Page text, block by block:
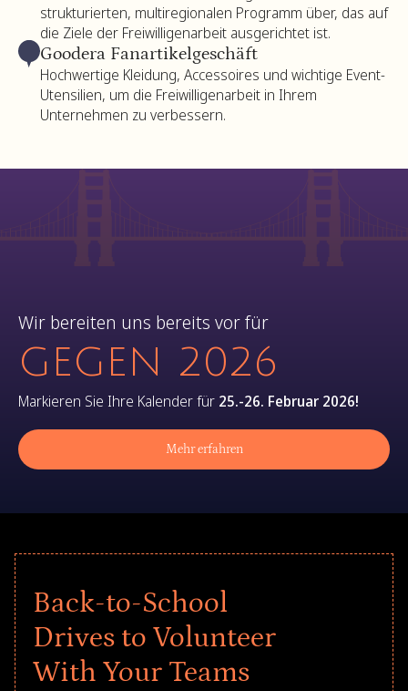
strukturierten, multiregionalen Programm über, das auf
die Ziele der Freiwilligenarbeit ausgerichtet ist.
Goodera Fanartikelgeschäft
Hochwertige Kleidung, Accessoires und wichtige Event-
Utensilien, um die Freiwilligenarbeit in Ihrem
Unternehmen zu verbessern.
Wir bereiten uns bereits vor für
GEGEN 2026
Markieren Sie Ihre Kalender für 25.-26. Februar 2026!
Mehr erfahren
Back-to-School
Drives to Volunteer
With Your Teams